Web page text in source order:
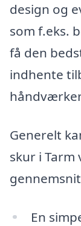
design og
som f.eks.
få den
indhente
Generelt
skur i
En